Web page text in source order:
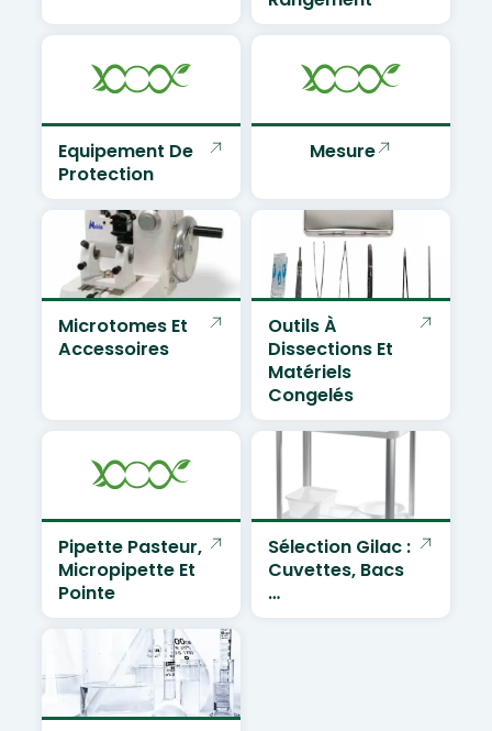
Equipement De
Protection
Mesure
Microtomes Et
Accessoires
Outils À
Dissections Et
Matériels
Congelés
Pipette Pasteur,
Micropipette Et
Pointe
Sélection Gilac :
Cuvettes, Bacs
…